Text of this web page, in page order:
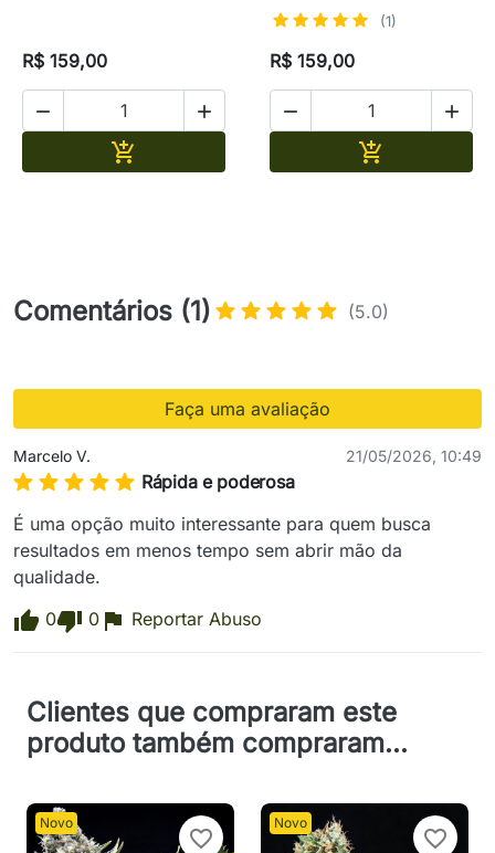
R$ 159,00
 

(1)
R$ 159,00
 

Comentários (1) (5.0)
Faça uma avaliação
Marcelo V. 21/05/2026, 10:49
Rápida e poderosa
É uma opção muito interessante para quem busca
resultados em menos tempo sem abrir mão da
qualidade.
0
0 Reportar Abuso
Clientes que compraram este
produto também compraram...
Novo
favorite_border
Novo
favorite_border